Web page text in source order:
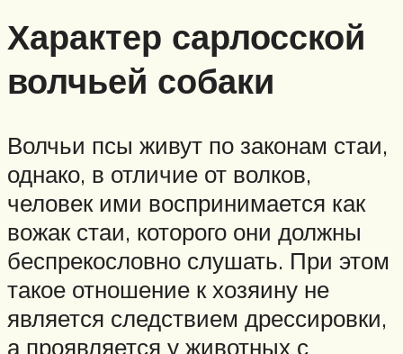
Характер сарлосской
волчьей собаки
Волчьи псы живут по законам стаи,
однако, в отличие от волков,
человек ими воспринимается как
вожак стаи, которого они должны
беспрекословно слушать. При этом
такое отношение к хозяину не
является следствием дрессировки,
а проявляется у животных с